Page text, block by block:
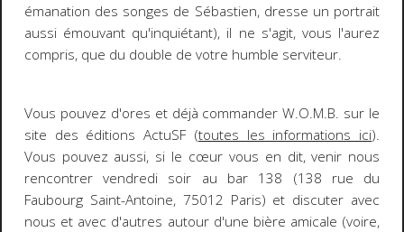
émanation des songes de Sébastien, dresse un portrait
aussi émouvant qu'inquiétant), il ne s'agit, vous l'aurez
compris, que du double de votre humble serviteur.
Vous pouvez d'ores et déjà commanderW.O.M.B. sur le
site des éditions ActuSF (toutes les informations ici).
Vous pouvez aussi, si le cœur vous en dit, venir nous
rencontrer vendredi soir au bar 138 (138 rue du
Faubourg Saint-Antoine, 75012 Paris) et discuter avec
nous et avec d'autres autour d'une bière amicale (voire,